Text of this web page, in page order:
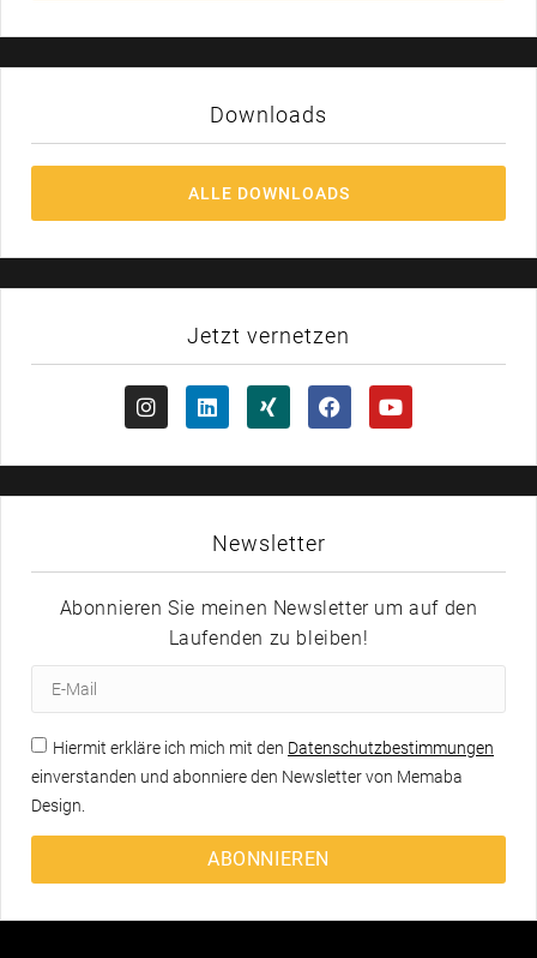
Downloads
ALLE DOWNLOADS
Jetzt vernetzen
Newsletter
Abonnieren Sie meinen Newsletter um auf den
Laufenden zu bleiben!
Hiermit erkläre ich mich mit den Datenschutzbestimmungen
einverstanden und abonniere den Newsletter von Memaba
Design.
ABONNIEREN